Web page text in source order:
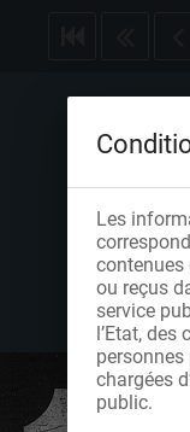
Les
ou reçus
service
l’Etat,
chargées
public.